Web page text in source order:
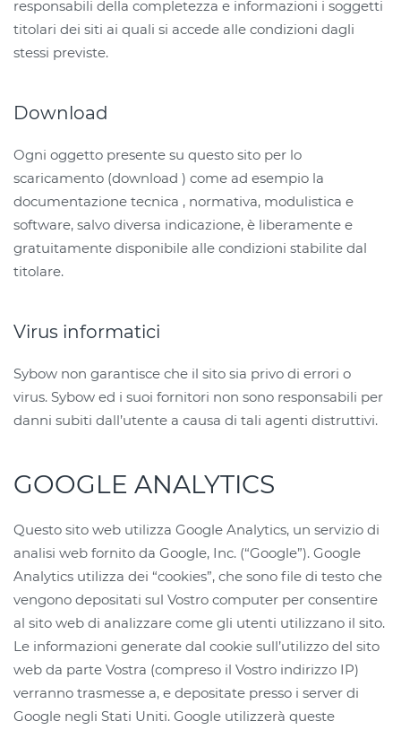
responsabili della completezza e informazioni i soggetti
titolari dei siti ai quali si accede alle condizioni dagli
stessi previste.
Download
Ogni oggetto presente su questo sito per lo
scaricamento (download ) come ad esempio la
documentazione tecnica , normativa, modulistica e
software, salvo diversa indicazione, è liberamente e
gratuitamente disponibile alle condizioni stabilite dal
titolare.
Virus informatici
Sybow non garantisce che il sito sia privo di errori o
virus. Sybow ed i suoi fornitori non sono responsabili per
danni subiti dall’utente a causa di tali agenti distruttivi.
GOOGLE ANALYTICS
Questo sito web utilizza Google Analytics, un servizio di
analisi web fornito da Google, Inc. (“Google”). Google
Analytics utilizza dei “cookies”, che sono file di testo che
vengono depositati sul Vostro computer per consentire
al sito web di analizzare come gli utenti utilizzano il sito.
Le informazioni generate dal cookie sull’utilizzo del sito
web da parte Vostra (compreso il Vostro indirizzo IP)
verranno trasmesse a, e depositate presso i server di
Google negli Stati Uniti. Google utilizzerà queste